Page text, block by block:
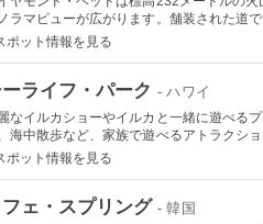
ラマビューが広がります。舗装された道
ポット情報を見る
ライフ・パーク - ハワイ
なイルカショーやイルカと一緒に遊べる
海中散歩など、家族で遊べるアトラクシ
ポット情報を見る
フェ・スプリング - 韓国